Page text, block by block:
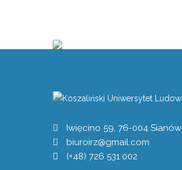
Iwięcino 59, 76-004 Sianów
biuroirz@gmail.com
(+48) 726 531 002